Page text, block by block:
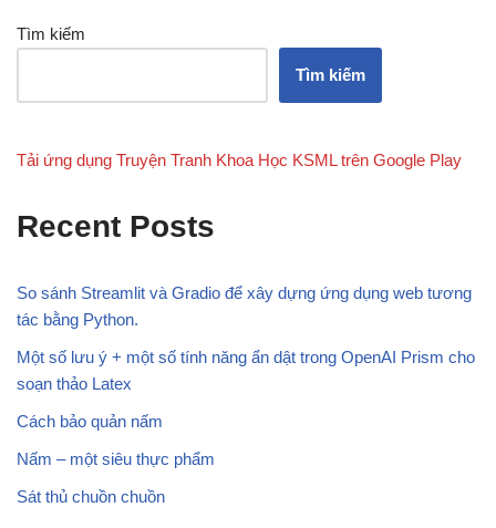
Tìm kiếm
Tìm kiếm
Tải ứng dụng Truyện Tranh Khoa Học KSML trên Google Play
Recent Posts
So sánh Streamlit và Gradio để xây dựng ứng dụng web tương
tác bằng Python.
Một số lưu ý + một số tính năng ẩn dật trong OpenAI Prism cho
soạn thảo Latex
Cách bảo quản nấm
Nấm – một siêu thực phẩm
Sát thủ chuồn chuồn